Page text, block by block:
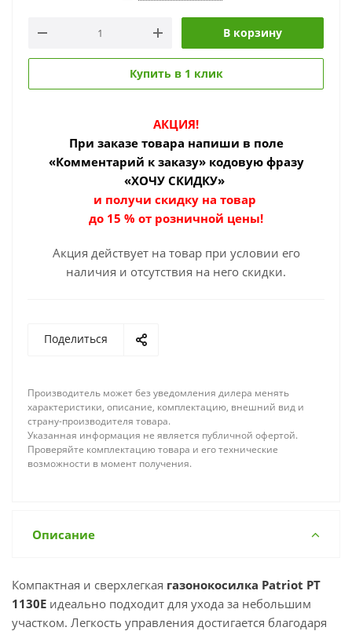
В корзину
Купить в 1 клик
АКЦИЯ!
При заказе товара напиши в поле
«Комментарий к заказу» кодовую фразу
«ХОЧУ СКИДКУ»
и получи скидку на товар
до 15 % от розничной цены!
Акция действует на товар при условии его
наличия и отсутствия на него скидки.
Поделиться
Производитель может без уведомления дилера менять
характеристики, описание, комплектацию, внешний вид и
страну-производителя товара.
Указанная информация не является публичной офертой.
Проверяйте комплектацию товара и его технические
возможности в момент получения.
Описание
Компактная и сверхлегкая газонокосилка Patriot PT
1130E идеально подходит для ухода за небольшим
участком. Легкость управления достигается благодаря